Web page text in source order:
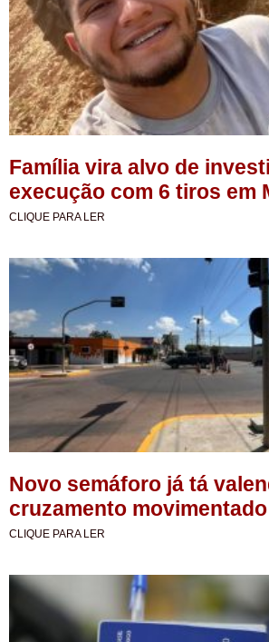
Família vira alvo de
execução com 6 tiros em
CLIQUE PARA LER
Novo semáforo já tá
cruzamento
CLIQUE PARA LER